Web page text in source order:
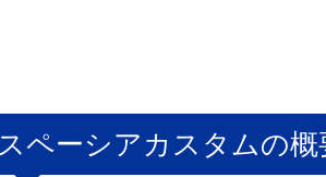
スペーシアカスタムの概